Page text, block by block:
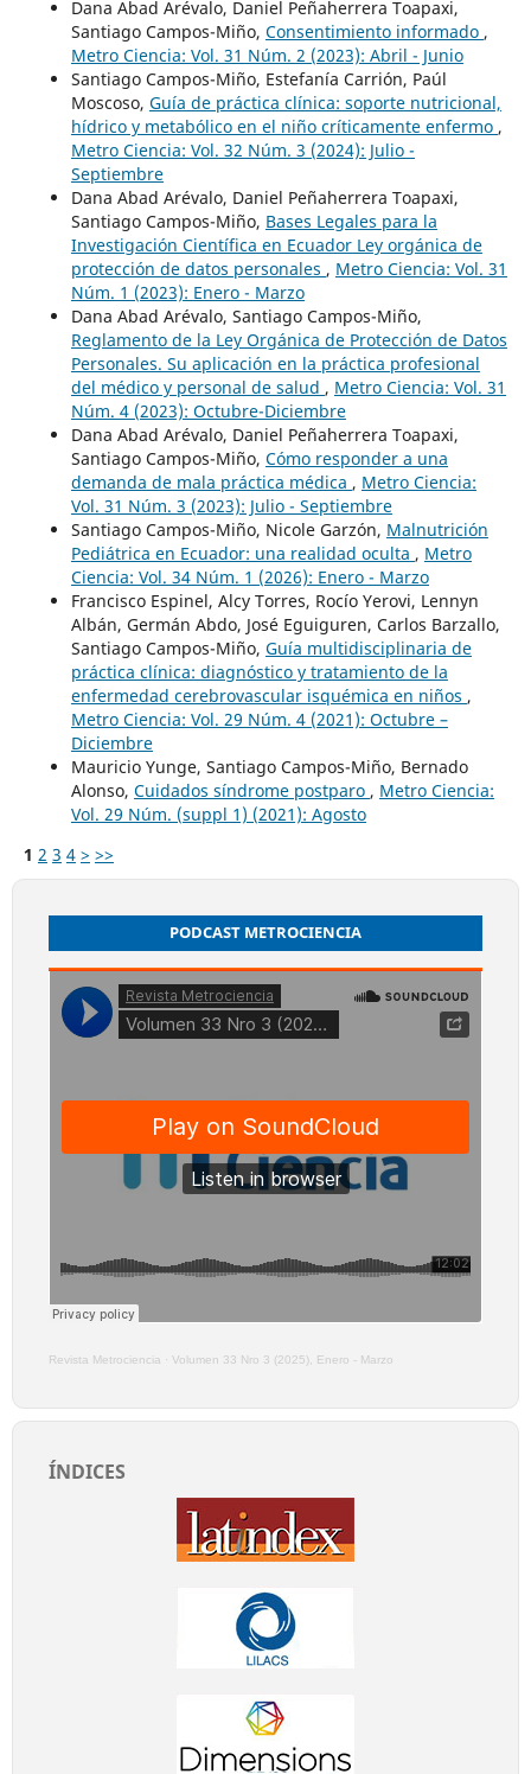
Dana Abad Arévalo, Daniel Peñaherrera Toapaxi,
Santiago Campos-Miño, Consentimiento informado ,
Metro Ciencia: Vol. 31 Núm. 2 (2023): Abril - Junio
Santiago Campos-Miño, Estefanía Carrión, Paúl
Moscoso, Guía de práctica clínica: soporte nutricional,
hídrico y metabólico en el niño críticamente enfermo ,
Metro Ciencia: Vol. 32 Núm. 3 (2024): Julio -
Septiembre
Dana Abad Arévalo, Daniel Peñaherrera Toapaxi,
Santiago Campos-Miño, Bases Legales para la
Investigación Científica en Ecuador Ley orgánica de
protección de datos personales , Metro Ciencia: Vol. 31
Núm. 1 (2023): Enero - Marzo
Dana Abad Arévalo, Santiago Campos-Miño,
Reglamento de la Ley Orgánica de Protección de Datos
Personales. Su aplicación en la práctica profesional
del médico y personal de salud , Metro Ciencia: Vol. 31
Núm. 4 (2023): Octubre-Diciembre
Dana Abad Arévalo, Daniel Peñaherrera Toapaxi,
Santiago Campos-Miño, Cómo responder a una
demanda de mala práctica médica , Metro Ciencia:
Vol. 31 Núm. 3 (2023): Julio - Septiembre
Santiago Campos-Miño, Nicole Garzón, Malnutrición
Pediátrica en Ecuador: una realidad oculta , Metro
Ciencia: Vol. 34 Núm. 1 (2026): Enero - Marzo
Francisco Espinel, Alcy Torres, Rocío Yerovi, Lennyn
Albán, Germán Abdo, José Eguiguren, Carlos Barzallo,
Santiago Campos-Miño, Guía multidisciplinaria de
práctica clínica: diagnóstico y tratamiento de la
enfermedad cerebrovascular isquémica en niños ,
Metro Ciencia: Vol. 29 Núm. 4 (2021): Octubre –
Diciembre
Mauricio Yunge, Santiago Campos-Miño, Bernado
Alonso, Cuidados síndrome postparo , Metro Ciencia:
Vol. 29 Núm. (suppl 1) (2021): Agosto
1 2 3 4 > >>
PODCAST METROCIENCIA
Revista Metrociencia · Volumen 33 Nro 3 (2025), Enero - Marzo
ÍNDICES